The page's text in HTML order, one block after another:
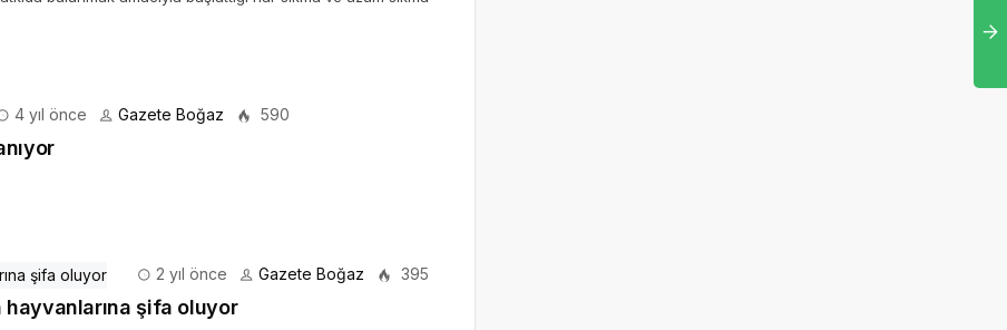
4 yıl önce Gazete Boğaz 590
2 yıl önce Gazete Boğaz 395
hayvanlarına şifa oluyor